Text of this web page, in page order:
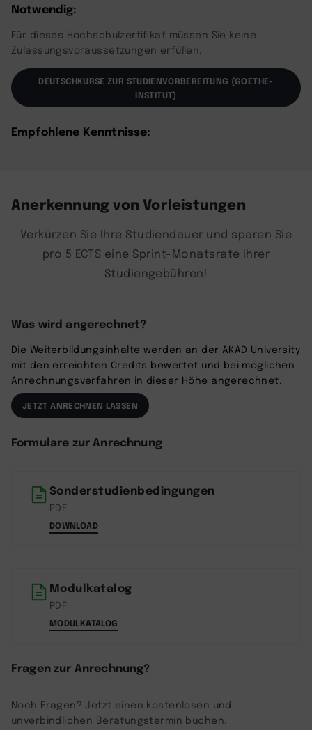
Notwendig:
Für dieses Hochschulzertifikat müssen Sie keine
Zulassungsvoraussetzungen erfüllen.
DEUTSCHKURSE ZUR STUDIENVORBEREITUNG (GOETHE-
INSTITUT)
Empfohlene Kenntnisse:
Anerkennung von Vorleistungen
Verkürzen Sie Ihre Studiendauer und sparen Sie
pro 5 ECTS eine Sprint-Monatsrate Ihrer
Studiengebühren!
Was wird angerechnet?
Die Weiterbildungsinhalte werden an der AKAD University
mit den erreichten Credits bewertet und bei möglichen
Anrechnungsverfahren in dieser Höhe angerechnet.
JETZT ANRECHNEN LASSEN
Formulare zur Anrechnung
Sonderstudienbedingungen
PDF
DOWNLOAD
Modulkatalog
PDF
MODULKATALOG
Fragen zur Anrechnung?
Noch Fragen? Jetzt einen kostenlosen und
unverbindlichen Beratungstermin buchen.